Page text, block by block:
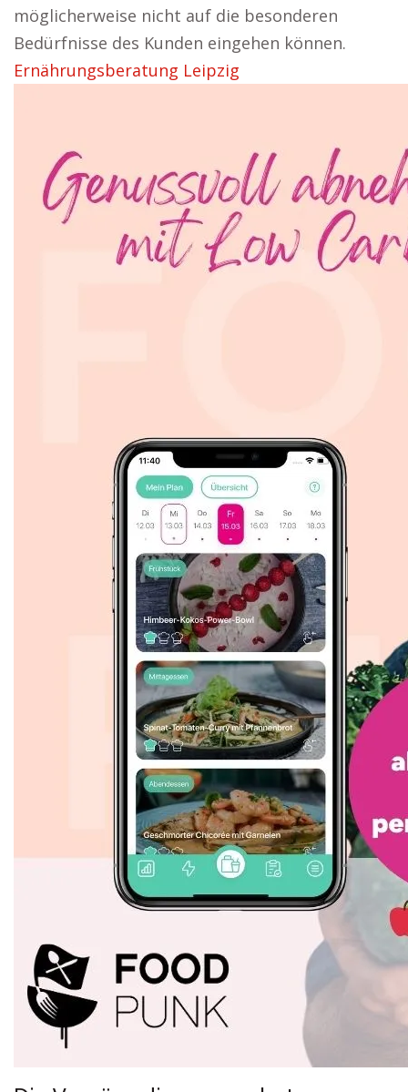
möglicherweise nicht auf die besonderen
Bedürfnisse des Kunden eingehen können.
Ernährungsberatung Leipzig